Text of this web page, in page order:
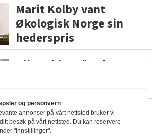
Marit Kolby vant
Økologisk Norge sin
hederspris
Blir enklere å velge
Kolonihagen sliter
med å få tak i nok melk
og personvern
annonser på vårt nettsted bruker vi
besøk på vårt nettsted. Du kan reservere
"Innstillinger".